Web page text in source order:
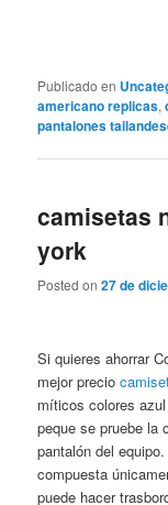
Publicado en
americano replicas,
pantalones
camisetas
york
Posted on27 de
Si quieres ahorrar
mejor precio
míticos colores
peque se pruebe la
pantalón del
compuesta
puede hacer